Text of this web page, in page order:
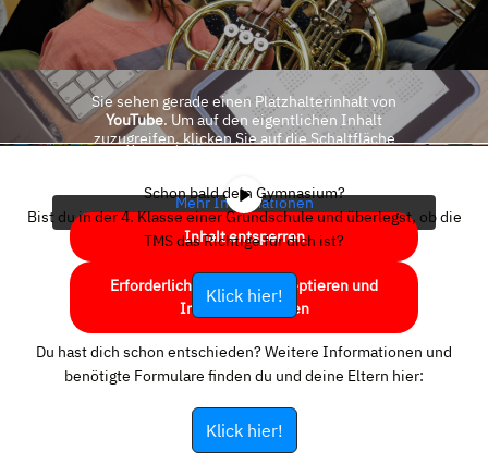
Sie sehen gerade einen Platzhalterinhalt von
YouTube. Um auf den eigentlichen Inhalt
zuzugreifen, klicken Sie auf die Schaltfläche
Mehr Informationen
Inhalt entsperren
Erforderlichen Service akzeptieren und
Inhalte entsperren
Schon bald dein Gymnasium?
Bist du in der 4. Klasse einer Grundschule und überlegst, ob die
TMS das Richtige für dich ist?
Klick hier!
Du hast dich schon entschieden? Weitere Informationen und
benötigte Formulare finden du und deine Eltern hier:
Klick hier!